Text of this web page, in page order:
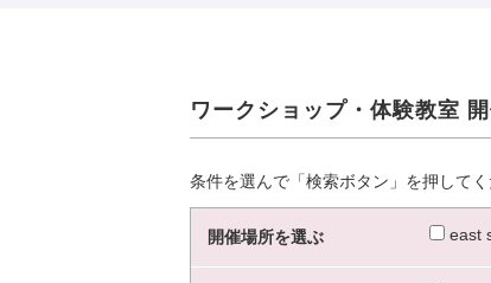
ワークショップ・体験教室
条件を選んで「検索ボタン」を押して
開催場所を選ぶ east